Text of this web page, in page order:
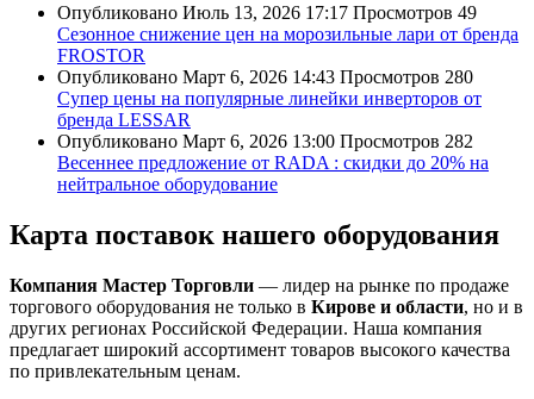
Опубликовано Июль 13, 2026 17:17 Просмотров 49
Сезонное снижение цен на морозильные лари от бренда
FROSTOR
Опубликовано Март 6, 2026 14:43 Просмотров 280
Супер цены на популярные линейки инверторов от
бренда LESSAR
Опубликовано Март 6, 2026 13:00 Просмотров 282
Весеннее предложение от RADA : скидки до 20% на
нейтральное оборудование
Карта поставок нашего оборудования
Компания Мастер Торговли — лидер на рынке по продаже
торгового оборудования не только в Кирове и области, но и в
других регионах Российской Федерации. Наша компания
предлагает широкий ассортимент товаров высокого качества
по привлекательным ценам.